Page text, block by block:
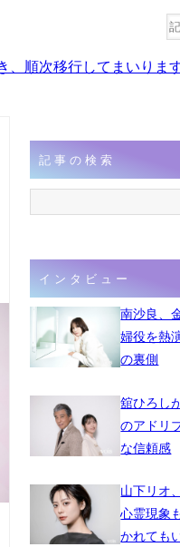
順次移行してまいります
記事の検索
インタビュー
南沙良、
婦役を熱
の裏側
舘ひろし
のアドリ
な信頼感
山下リオ
心霊現象
かれても